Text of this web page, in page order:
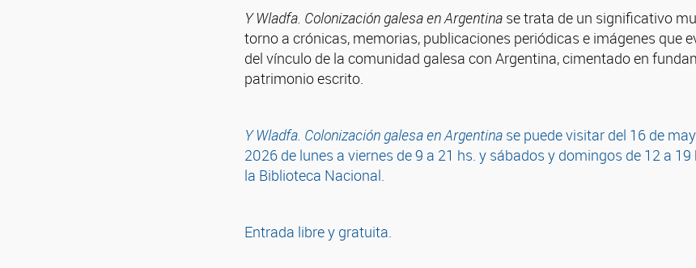
Y Wladfa. Colonización galesa en Argentina se trata de un significativo
torno a crónicas, memorias, publicaciones periódicas e imágenes que
del vínculo de la comunidad galesa con Argentina, cimentado en
patrimonio escrito.
Y Wladfa. Colonización galesa en Argentina se puede visitar del 16 de
2026 de lunes a viernes de 9 a 21 hs. y sábados y domingos de 12 a 19
la Biblioteca Nacional.
Entrada libre y gratuita.